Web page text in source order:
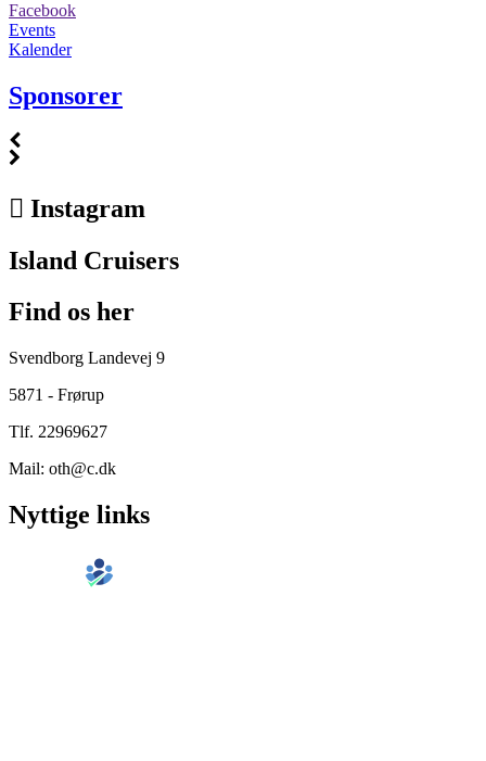
Facebook
Events
Kalender
Sponsorer
Instagram
Island Cruisers
Find os her
Svendborg Landevej 9
5871 - Frørup
Tlf. 22969627
Mail: oth@c.dk
Nyttige links